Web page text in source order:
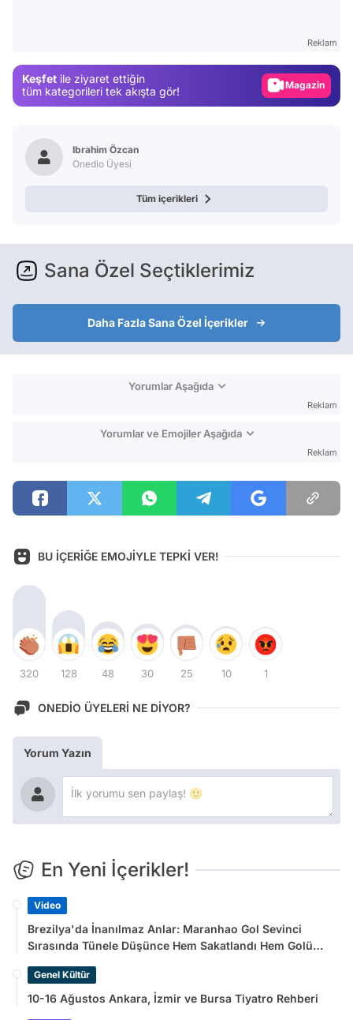
Reklam
Keşfet ile ziyaret ettiğin
tüm kategorileri tek akışta gör!
Video
Ibrahim Özcan
Onedio Üyesi
Tüm içerikleri
Sana Özel Seçtiklerimiz
Daha Fazla Sana Özel İçerikler
Yorumlar Aşağıda
Reklam
Yorumlar ve Emojiler Aşağıda
Reklam
BU İÇERİĞE EMOJİYLE TEPKİ VER!
320 128 48 30 25 10 1
ONEDİO ÜYELERİ NE DİYOR?
Yorum Yazın
En Yeni İçerikler!
Video
Brezilya'da İnanılmaz Anlar: Maranhao Gol Sevinci
Sırasında Tünele Düşünce Hem Sakatlandı Hem Golü
Genel Kültür
10-16 Ağustos Ankara, İzmir ve Bursa Tiyatro Rehberi